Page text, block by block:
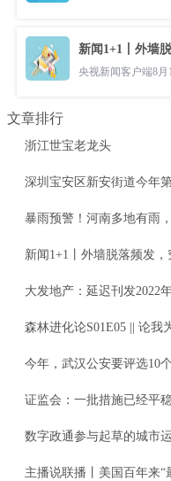
新闻1+1丨外墙
文章排行
浙江世宝老龙头
深圳宝安区新安街道今年
暴雨预警！河南多地有雨
新闻1+1丨外墙脱落频发，
大发地产：延迟刊发2022
森林进化论S01E05 || 论我为什么讨厌本期
今年，武汉公安要评选10
证监会：一批措施已经平稳推
数字政通参与起草的城市运行
主播说联播丨美国百年来“最